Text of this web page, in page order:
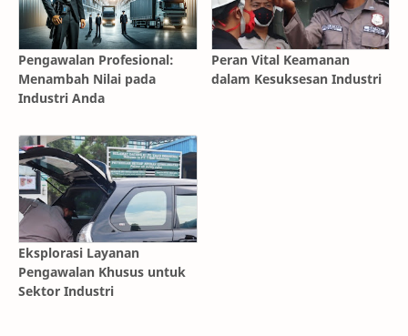
Pengawalan Profesional:
Menambah Nilai pada
Industri Anda
Peran Vital Keamanan
dalam Kesuksesan Industri
Eksplorasi Layanan
Pengawalan Khusus untuk
Sektor Industri